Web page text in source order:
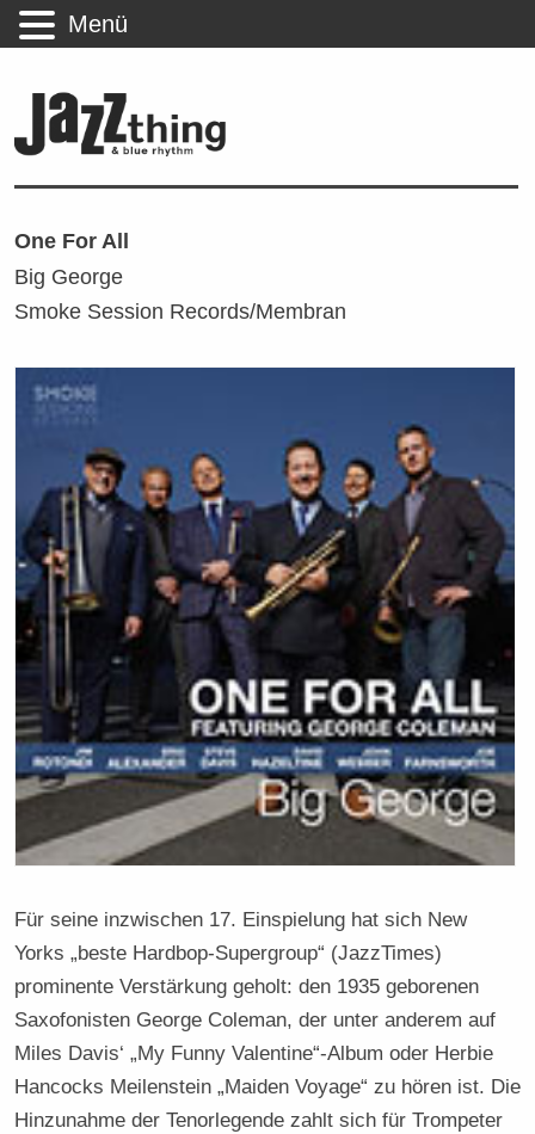
One For All
Big George
Smoke Session Records/Membran
Für seine inzwischen 17. Einspielung hat sich New
Yorks „beste Hardbop-Supergroup“ (JazzTimes)
prominente Verstärkung geholt: den 1935 geborenen
Saxofonisten George Coleman, der unter anderem auf
Miles Davis‘ „My Funny Valentine“-Album oder Herbie
Hancocks Meilenstein „Maiden Voyage“ zu hören ist. Die
Hinzunahme der Tenorlegende zahlt sich für Trompeter
Menü